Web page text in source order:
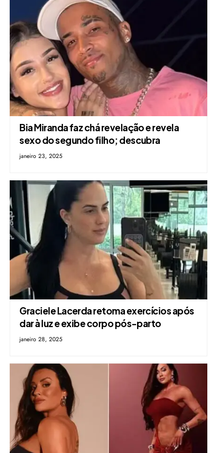
Bia Miranda faz chá revelação e revela
sexo do segundo filho; descubra
janeiro 23, 2025
Graciele Lacerda retoma exercícios após
dar à luz e exibe corpo pós-parto
janeiro 28, 2025